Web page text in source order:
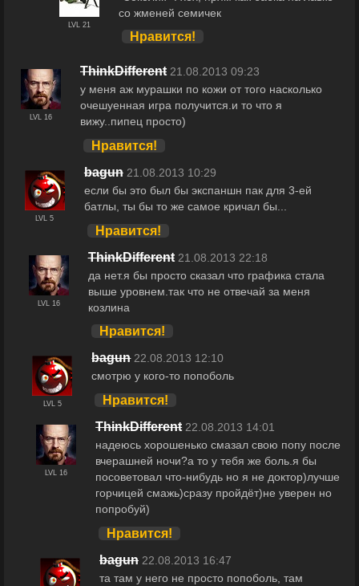
LVL 21
со жменей семичек
Нравится!
LVL 16
ThinkDifferent 21.08.2013 09:23
у меня аж мурашки по кожи от того насколько
очешуенная игра получится.и то что я
вижу..пипец просто)
Нравится!
LVL 5
bagun 21.08.2013 10:29
если бы это был бы экспаншн пак для 3-ей
батлы, ты бы то же самое кричал бы...
Нравится!
LVL 16
ThinkDifferent 21.08.2013 22:18
да нет.я бы просто сказал что графика стала
выше уровнем.так что не отвечай за меня
козлина
Нравится!
LVL 5
bagun 22.08.2013 12:10
смотрю у кого-то попоболь
Нравится!
LVL 16
ThinkDifferent 22.08.2013 14:01
надеюсь хорошенько смазал свою попу после
вчерашней ночи?а то у тебя же боль.я бы
посоветовал что-нибудь но я не доктор)лучше
горчицей смажь)сразу пройдёт)не уверен но
попробуй)
Нравится!
bagun 22.08.2013 16:47
та там у него не просто попоболь, там